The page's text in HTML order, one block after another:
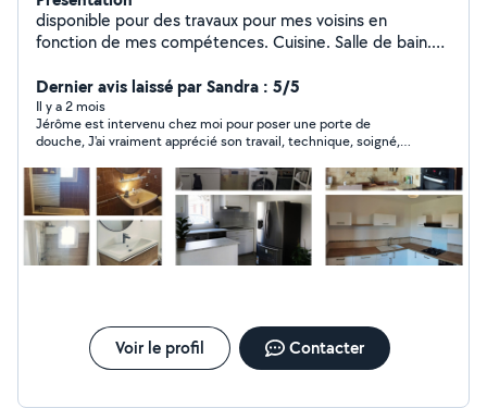
disponible pour des travaux pour mes voisins en
fonction de mes compétences. Cuisine. Salle de bain.
Nettoyage. Renovation N'hésitez pas car je suis sur
L'union donc pas loin. En vous remerciant et au plaisir de
pouvoir vous aider.
Dernier avis laissé par Sandra : 5/5
Il y a 2 mois
Jérôme est intervenu chez moi pour poser une porte de
douche, J'ai vraiment apprécié son travail, technique, soigné,
vivement Jérôme,
Voir le profil Contacter